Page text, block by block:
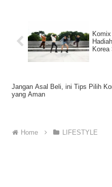
Korea
Jangan Asal Beli, ini Tips Pilih
yang Aman
Home LIFESTYLE